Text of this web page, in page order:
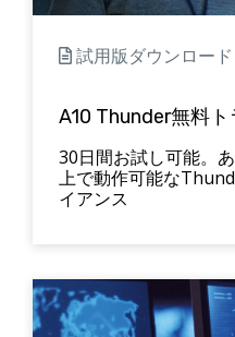
試用版ダウンロード
A10 Thunder無料
30日間お試し可能。
上で動作可能な
イアンス